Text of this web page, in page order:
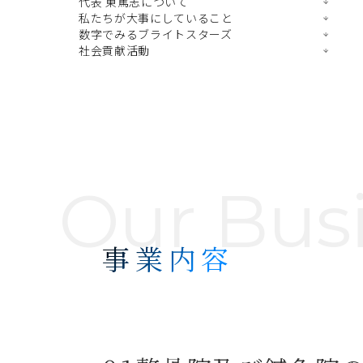
私たちが大事にしていること
数字でみるブライトスターズ
社会貢献活動
事業内容
Our